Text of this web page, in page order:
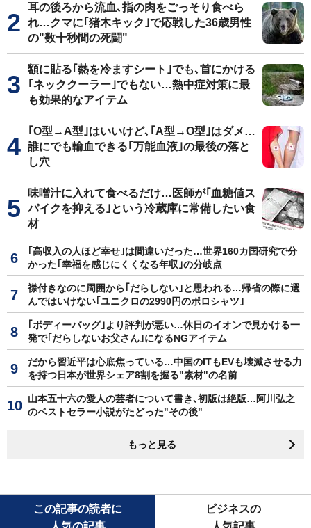
耳の後ろから流血､指の肉をごっそり食べら
れ…クマに｢猪木キック｣で応戦した36歳男性
の"数十秒間の死闘"
額に貼る｢熱を冷ますシート｣でも､首にかける
｢ネッククーラー｣でもない…熱中症対策に最
も効果的なアイテム
｢O型→A型｣はいいけど､｢A型→O型｣はダメ…
誰にでも輸血できる｢万能血液｣の最後の落と
し穴
味噌汁に入れて食べるだけ…医師が｢血糖値ス
パイクを抑える｣という冷蔵庫に常備したい食
材
｢高収入の人ほど幸せ｣は間違いだった…世界160カ国研究で分
かった｢幸福を感じにくくなる年収｣の分岐点
襟付きなのに周囲から｢だらしない｣と思われる…帰省の際に選
んではいけない｢ユニクロの2990円のポロシャツ｣
｢ボディーバッグ｣より評判が悪い…休日のイオンで見かける一
発で｢だらしないお父さん｣になるNGアイテム
だから習近平は心底焦っている…中国のITもEVも壊滅させる力
を持つ日本が世界シェア8割を握る"素材"の名前
山本五十六の愛人の芸者について書き､初版は絶版…阿川弘之
のベストセラー小説がたどった"その後"
もっと見る
この記事の読者に
ビジネスの